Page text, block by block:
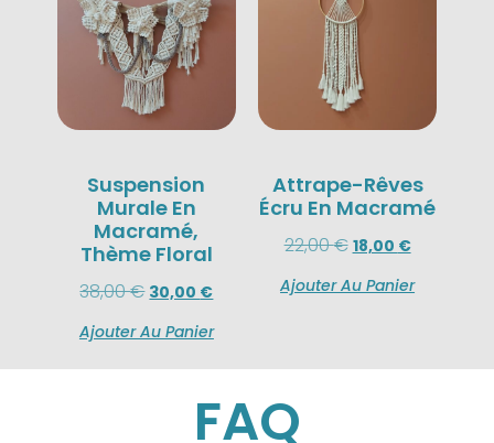
Suspension
Murale En
Macramé,
Thème Floral
38,00€ 30,00 €
Ajouter Au Panier
Attrape-Rêves
Écru En Macramé
22,00€ 18,00 €
Ajouter Au Panier
FAQ